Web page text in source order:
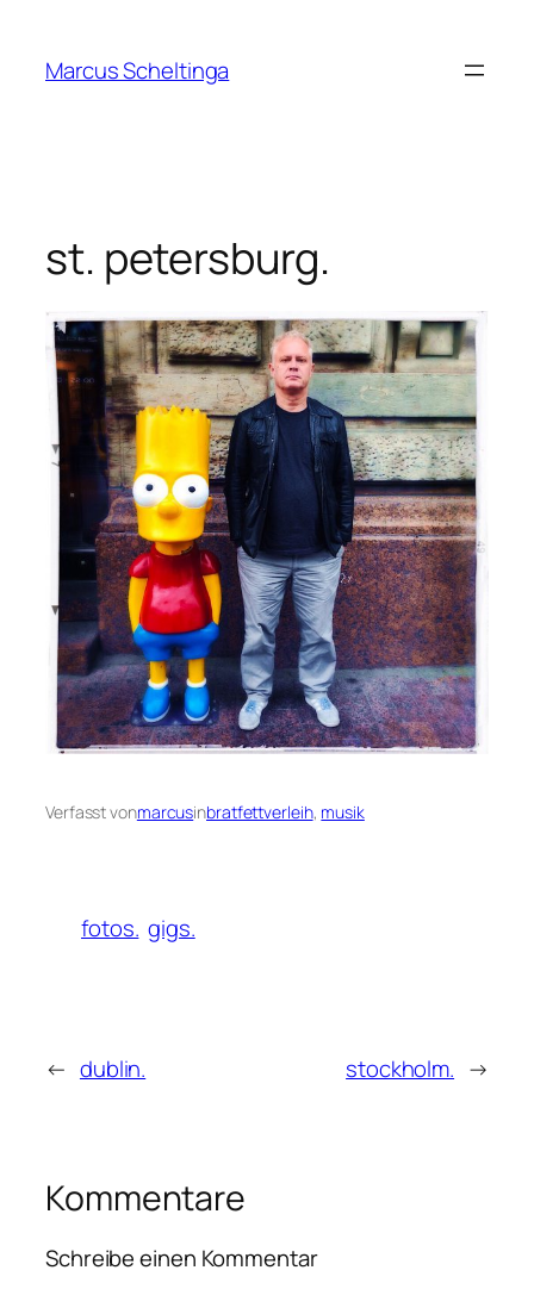
springen
Marcus Scheltinga
st. petersburg.
Verfasst vonmarcusinbratfettverleih, musik
fotos. gigs.
← dublin. stockholm. →
Kommentare
Schreibe einen Kommentar